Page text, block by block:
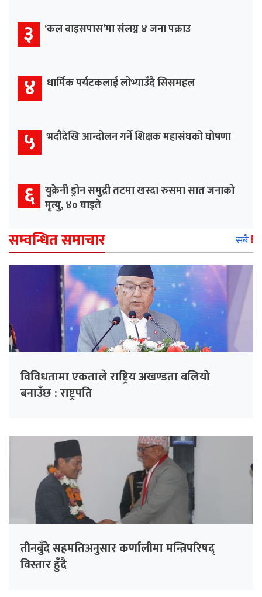
३ ‘कल बाइसपास’मा संलग्न ४ जना पक्राउ
४ धार्मिक पर्यटकलाई लोभ्याउँदै सिसमहल
५ भदौदेखि आन्दोलन गर्ने शिक्षक महासंघको घोषणा
६ युक्रेनी ड्रोन समुद्री तटमा खस्दा रुसमा सात जनाको
मृत्यु, ४० घाइते
सम्वन्धित समाचार सबै
विविधतामा एकताले राष्ट्रिय अखण्डता बलियो
बनाउँछ : राष्ट्रपति
तीनबुँदे सहमतिअनुसार कर्णालीमा मन्त्रिपरिषद्
विस्तार हुँदै